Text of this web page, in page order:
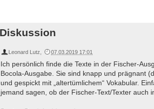
Diskussion
Leonard Lutz 07.03.2019 17:01
Ich persönlich finde die Texte in der Fischer-
Bocola-Ausgabe. Sie sind knapp und prägnant
und gespickt mit „altertümlichem“ Vokabular.
jemand sagen, ob der Fischer-Text/Texter auch